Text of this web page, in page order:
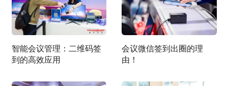
智能会议管理：二维码签
到的高效应用
会议微信签到出圈的理
由！